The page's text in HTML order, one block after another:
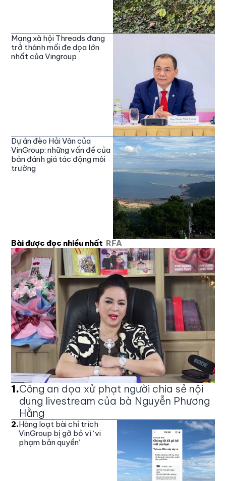
Mạng xã hội Threads đang
trở thành mối đe dọa lớn
nhất của Vingroup
Dự án đèo Hải Vân của
VinGroup: những vấn đề của
bản đánh giá tác động môi
trường
Bài được đọc nhiều nhất RFA
1.Công an dọa xử phạt người chia sẻ nội
dung livestream của bà Nguyễn Phương
Hằng
2.Hàng loạt bài chỉ trích
VinGroup bị gỡ bỏ vì ‘vi
phạm bản quyền’